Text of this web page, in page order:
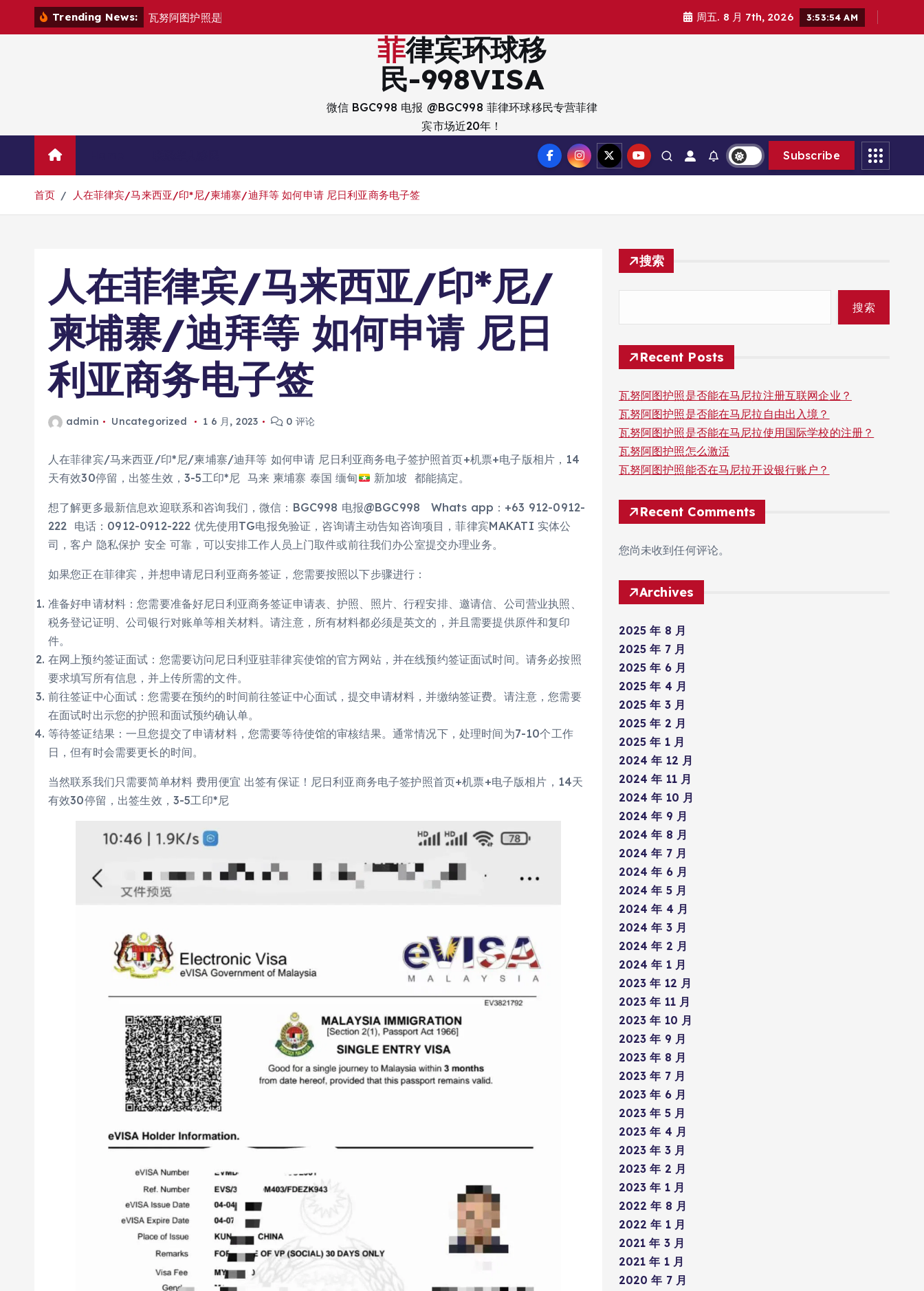
Trending News: 瓦努阿图护照是 周五. 8 月 7th, 2026 3:53:55 AM
菲律宾环球移
民-998VISA
微信 BGC998 电报 @BGC998 菲律环球移民专营菲律
宾市场近20年！
Subscribe
首页 人在菲律宾/马来西亚/印*尼/柬埔寨/迪拜等 如何申请 尼日利亚商务电子签
人在菲律宾/马来西亚/印*尼/
柬埔寨/迪拜等 如何申请 尼日
利亚商务电子签
admin Uncategorized 1 6 月, 2023 0 评论
人在菲律宾/马来西亚/印*尼/柬埔寨/迪拜等 如何申请 尼日利亚商务电子签护照首页+机票+电子版相片，14
天有效30停留，出签生效，3-5工印*尼 马来 柬埔寨 泰国 缅甸
新加坡 都能搞定。
想了解更多最新信息欢迎联系和咨询我们，微信：BGC998 电报@BGC998 Whats app：+63 912-0912-
222 电话：0912-0912-222 优先使用TG电报免验证，咨询请主动告知咨询项目，菲律宾MAKATI 实体公
司，客户 隐私保护 安全 可靠，可以安排工作人员上门取件或前往我们办公室提交办理业务。
如果您正在菲律宾，并想申请尼日利亚商务签证，您需要按照以下步骤进行：
准备好申请材料：您需要准备好尼日利亚商务签证申请表、护照、照片、行程安排、邀请信、公司营业执照、
税务登记证明、公司银行对账单等相关材料。请注意，所有材料都必须是英文的，并且需要提供原件和复印
件。
在网上预约签证面试：您需要访问尼日利亚驻菲律宾使馆的官方网站，并在线预约签证面试时间。请务必按照
要求填写所有信息，并上传所需的文件。
前往签证中心面试：您需要在预约的时间前往签证中心面试，提交申请材料，并缴纳签证费。请注意，您需要
在面试时出示您的护照和面试预约确认单。
等待签证结果：一旦您提交了申请材料，您需要等待使馆的审核结果。通常情况下，处理时间为7-10个工作
日，但有时会需要更长的时间。
当然联系我们只需要简单材料 费用便宜 出签有保证！尼日利亚商务电子签护照首页+机票+电子版相片，14天
有效30停留，出签生效，3-5工印*尼
搜索
搜索
Recent Posts
瓦努阿图护照是否能在马尼拉注册互联网企业？
瓦努阿图护照是否能在马尼拉自由出入境？
瓦努阿图护照是否能在马尼拉使用国际学校的注册？
瓦努阿图护照怎么激活
瓦努阿图护照能否在马尼拉开设银行账户？
Recent Comments
您尚未收到任何评论。
Archives
2025 年 8 月
2025 年 7 月
2025 年 6 月
2025 年 4 月
2025 年 3 月
2025 年 2 月
2025 年 1 月
2024 年 12 月
2024 年 11 月
2024 年 10 月
2024 年 9 月
2024 年 8 月
2024 年 7 月
2024 年 6 月
2024 年 5 月
2024 年 4 月
2024 年 3 月
2024 年 2 月
2024 年 1 月
2023 年 12 月
2023 年 11 月
2023 年 10 月
2023 年 9 月
2023 年 8 月
2023 年 7 月
2023 年 6 月
2023 年 5 月
2023 年 4 月
2023 年 3 月
2023 年 2 月
2023 年 1 月
2022 年 8 月
2022 年 1 月
2021 年 3 月
2021 年 1 月
2020 年 7 月